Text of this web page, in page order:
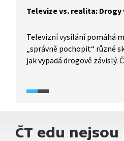
Televize vs. realita:
Televizní vysílání pomáhá
„správně pochopit“ různé
jak vypadá drogově závislý.
popisu takových postav. A
ČT edu